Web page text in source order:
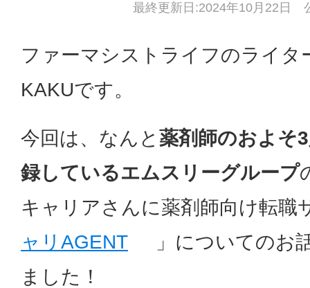
最終更新日:2024年10月22日
ファーマシストライフのライタ
KAKUです。
今回は、なんと 薬剤師のおよそ
録しているエムスリーグループ
キャリアさんに薬剤師向け転職
ャリAGENT
」についてのお
ました！